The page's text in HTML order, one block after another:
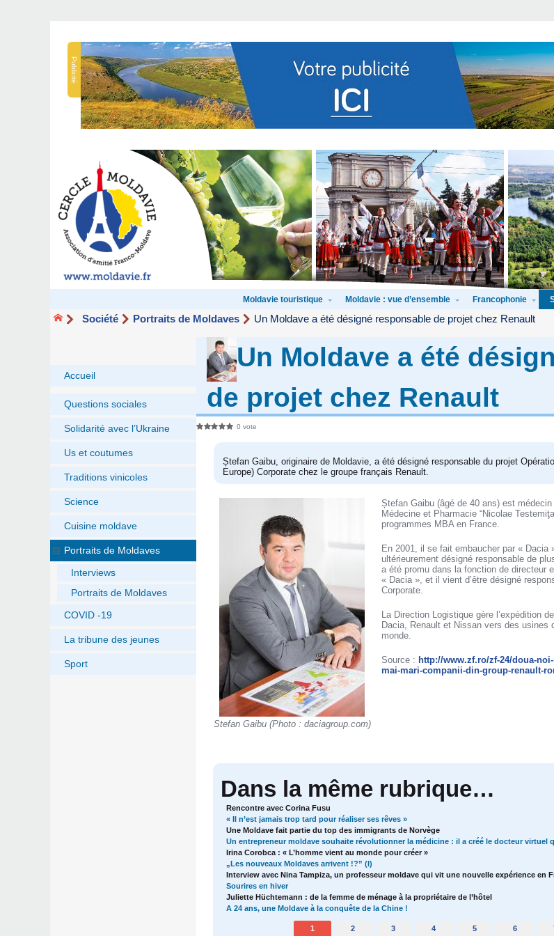
Publicité
Moldavie touristique Moldavie : vue d’ensemble Francophonie
Société Portraits de Moldaves Un Moldave a été désigné responsable de projet chez Renault
Un Moldave a été
de projet chez Renault
0 vote
Ștefan Gaibu, originaire de Moldavie, a été désigné responsable du projet
Europe) Corporate chez le groupe français Renault.
Stefan Gaibu (Photo : daciagroup.com)
Ștefan Gaibu (âgé de 40 ans) est
Médecine et Pharmacie “Nicolae
programmes MBA en France.
En 2001, il se fait embaucher par « Dacia
ultérieurement désigné responsable de
a été promu dans la fonction de directeur
« Dacia », et il vient d’être désigné
Corporate.
La Direction Logistique gère l’expédition
Dacia, Renault et Nissan vers des usines
monde.
Source : http://www.zf.ro/zf-24/doua-
mai-mari-companii-din-group-renault-
Dans la même rubrique…
Rencontre avec Corina Fusu
« Il n’est jamais trop tard pour réaliser ses rêves »
Une Moldave fait partie du top des immigrants de Norvège
Un entrepreneur moldave souhaite révolutionner la médicine : il a créé le docteur virtuel
Irina Corobca : « L’homme vient au monde pour créer »
„Les nouveaux Moldaves arrivent !?” (I)
Interview avec Nina Tampiza, un professeur moldave qui vit une nouvelle expérience en
Sourires en hiver
Juliette Hüchtemann : de la femme de ménage à la propriétaire de l’hôtel
A 24 ans, une Moldave à la conquête de la Chine !
1 2 3 4 5 6
Accueil
Questions sociales
Solidarité avec l’Ukraine
Us et coutumes
Traditions vinicoles
Science
Cuisine moldave
Portraits de Moldaves
Interviews
Portraits de Moldaves
COVID -19
La tribune des jeunes
Sport